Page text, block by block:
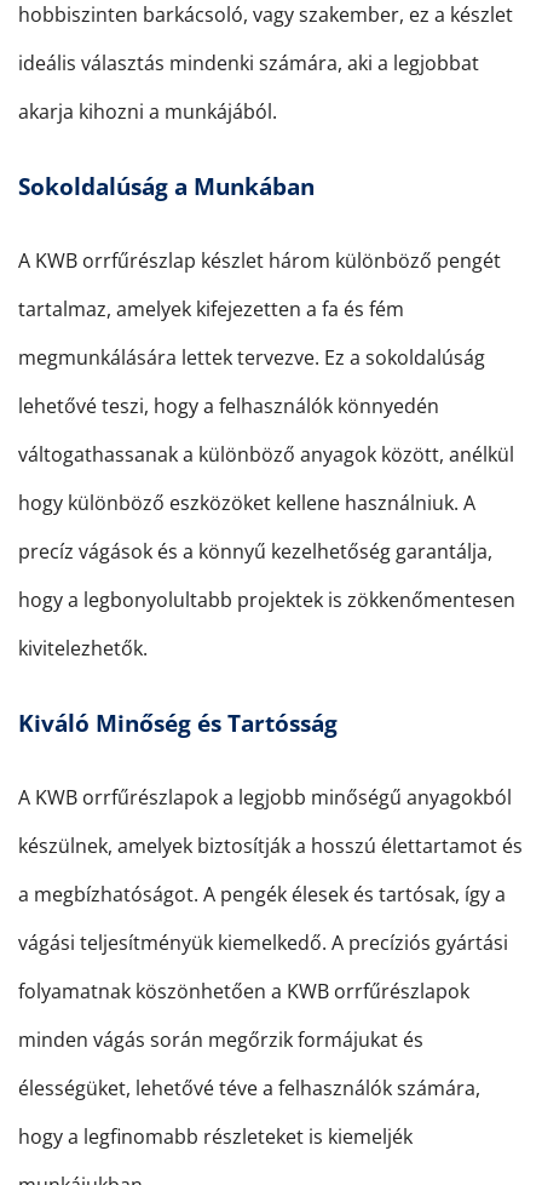
hobbiszinten barkácsoló, vagy szakember, ez a készlet
ideális választás mindenki számára, aki a legjobbat
akarja kihozni a munkájából.
Sokoldalúság a Munkában
A KWB orrfűrészlap készlet három különböző pengét
tartalmaz, amelyek kifejezetten a fa és fém
megmunkálására lettek tervezve. Ez a sokoldalúság
lehetővé teszi, hogy a felhasználók könnyedén
váltogathassanak a különböző anyagok között, anélkül
hogy különböző eszközöket kellene használniuk. A
precíz vágások és a könnyű kezelhetőség garantálja,
hogy a legbonyolultabb projektek is zökkenőmentesen
kivitelezhetők.
Kiváló Minőség és Tartósság
A KWB orrfűrészlapok a legjobb minőségű anyagokból
készülnek, amelyek biztosítják a hosszú élettartamot és
a megbízhatóságot. A pengék élesek és tartósak, így a
vágási teljesítményük kiemelkedő. A precíziós gyártási
folyamatnak köszönhetően a KWB orrfűrészlapok
minden vágás során megőrzik formájukat és
élességüket, lehetővé téve a felhasználók számára,
hogy a legfinomabb részleteket is kiemeljék